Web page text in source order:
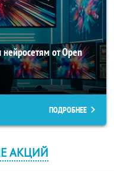
от Open
ПОДРОБНЕЕ
АКЦИЙ